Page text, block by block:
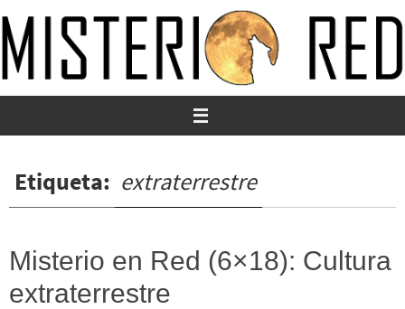
al
contenido
Etiqueta: extraterrestre
Misterio en Red (6×18): Cultura
extraterrestre